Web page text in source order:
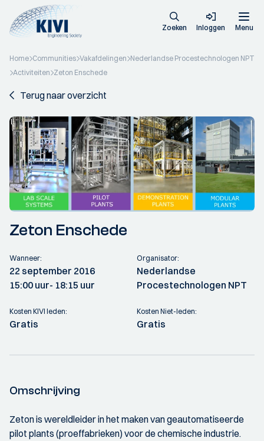
Zoeken Inloggen Menu
Home Communities Vakafdelingen Nederlandse Procestechnologen NPT
Activiteiten Zeton Enschede
Terug naar overzicht
Zeton Enschede
Wanneer:
22 september 2016
15:00 uur- 18:15 uur
Organisator:
Nederlandse
Procestechnologen NPT
Kosten KIVI leden:
Gratis
Kosten Niet-leden:
Gratis
Omschrijving
Zeton is wereldleider in het maken van geautomatiseerde
pilot plants (proeffabrieken) voor de chemische industrie.